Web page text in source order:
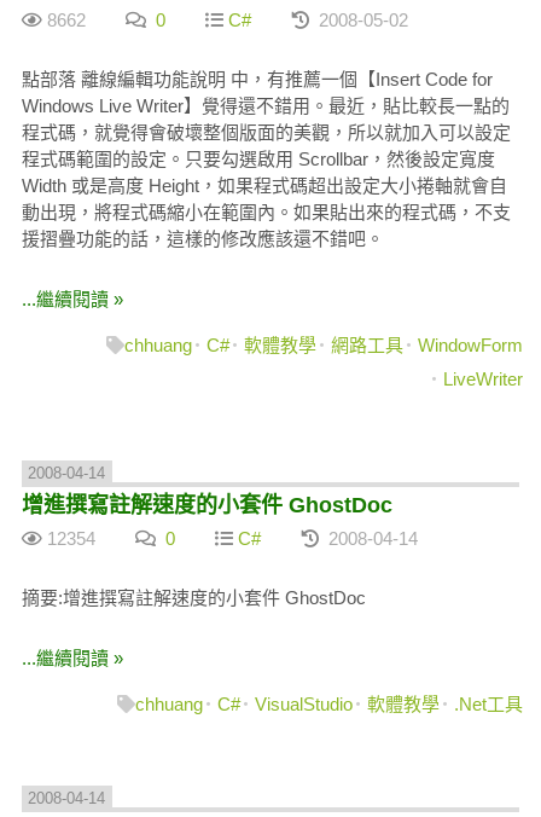
8662 0 C# 2008-05-02
點部落 離線編輯功能說明 中，有推薦一個【Insert Code for
Windows Live Writer】覺得還不錯用。最近，貼比較長一點的
程式碼，就覺得會破壞整個版面的美觀，所以就加入可以設定
程式碼範圍的設定。只要勾選啟用 Scrollbar，然後設定寬度
Width 或是高度 Height，如果程式碼超出設定大小捲軸就會自
動出現，將程式碼縮小在範圍內。如果貼出來的程式碼，不支
援摺疊功能的話，這樣的修改應該還不錯吧。
...繼續閱讀 »
chhuang C# 軟體教學 網路工具
WindowForm
LiveWriter
2008-04-14
增進撰寫註解速度的小套件 GhostDoc
12354 0 C# 2008-04-14
摘要:增進撰寫註解速度的小套件 GhostDoc
...繼續閱讀 »
chhuang C# VisualStudio 軟體教學 .Net工具
2008-04-14